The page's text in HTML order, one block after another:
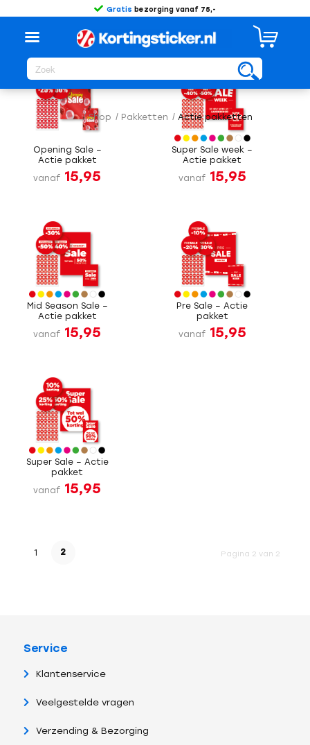
Gratis bezorging vanaf 75,-
/ Shop / Pakketten / Actie pakketten
Sorteer opStandaard
Opening Sale –
Actie pakket
vanaf 15,95
Super Sale week –
Actie pakket
vanaf 15,95
Mid Season Sale –
Actie pakket
vanaf 15,95
Pre Sale – Actie
pakket
vanaf 15,95
Super Sale – Actie
pakket
vanaf 15,95
Pagina 2 van 2
1 2
Service
Klantenservice
Veelgestelde vragen
Verzending & Bezorging